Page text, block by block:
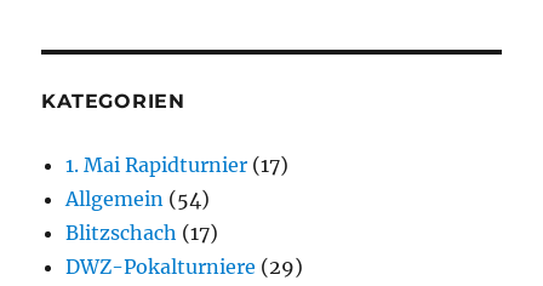
KATEGORIEN
1. Mai Rapidturnier (17)
Allgemein (54)
Blitzschach (17)
DWZ-Pokalturniere (29)